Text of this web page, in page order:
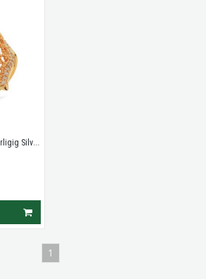
Zircon Stone Rose Plated Whirligig Silver Lady Ring
1